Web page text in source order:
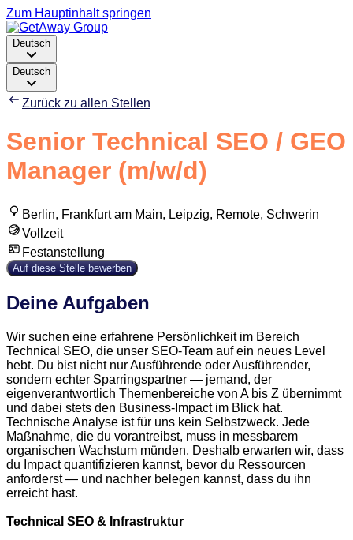
Zum Hauptinhalt springen
Deutsch
Deutsch
Zurück zu allen Stellen
Senior Technical SEO / GEO
Manager (m/w/d)
Berlin, Frankfurt am Main, Leipzig, Remote, Schwerin
Vollzeit
Festanstellung
Auf diese Stelle bewerben
Deine Aufgaben
Wir suchen eine erfahrene Persönlichkeit im Bereich
Technical SEO, die unser SEO-Team auf ein neues Level
hebt. Du bist nicht nur Ausführende oder Ausführender,
sondern echter Sparringspartner — jemand, der
eigenverantwortlich Themenbereiche von A bis Z übernimmt
und dabei stets den Business-Impact im Blick hat.
Technische Analyse ist für uns kein Selbstzweck. Jede
Maßnahme, die du vorantreibst, muss in messbarem
organischen Wachstum münden. Deshalb erwarten wir, dass
du Impact quantifizieren kannst, bevor du Ressourcen
anforderst — und nachher belegen kannst, dass du ihn
erreicht hast.
Technical SEO & Infrastruktur